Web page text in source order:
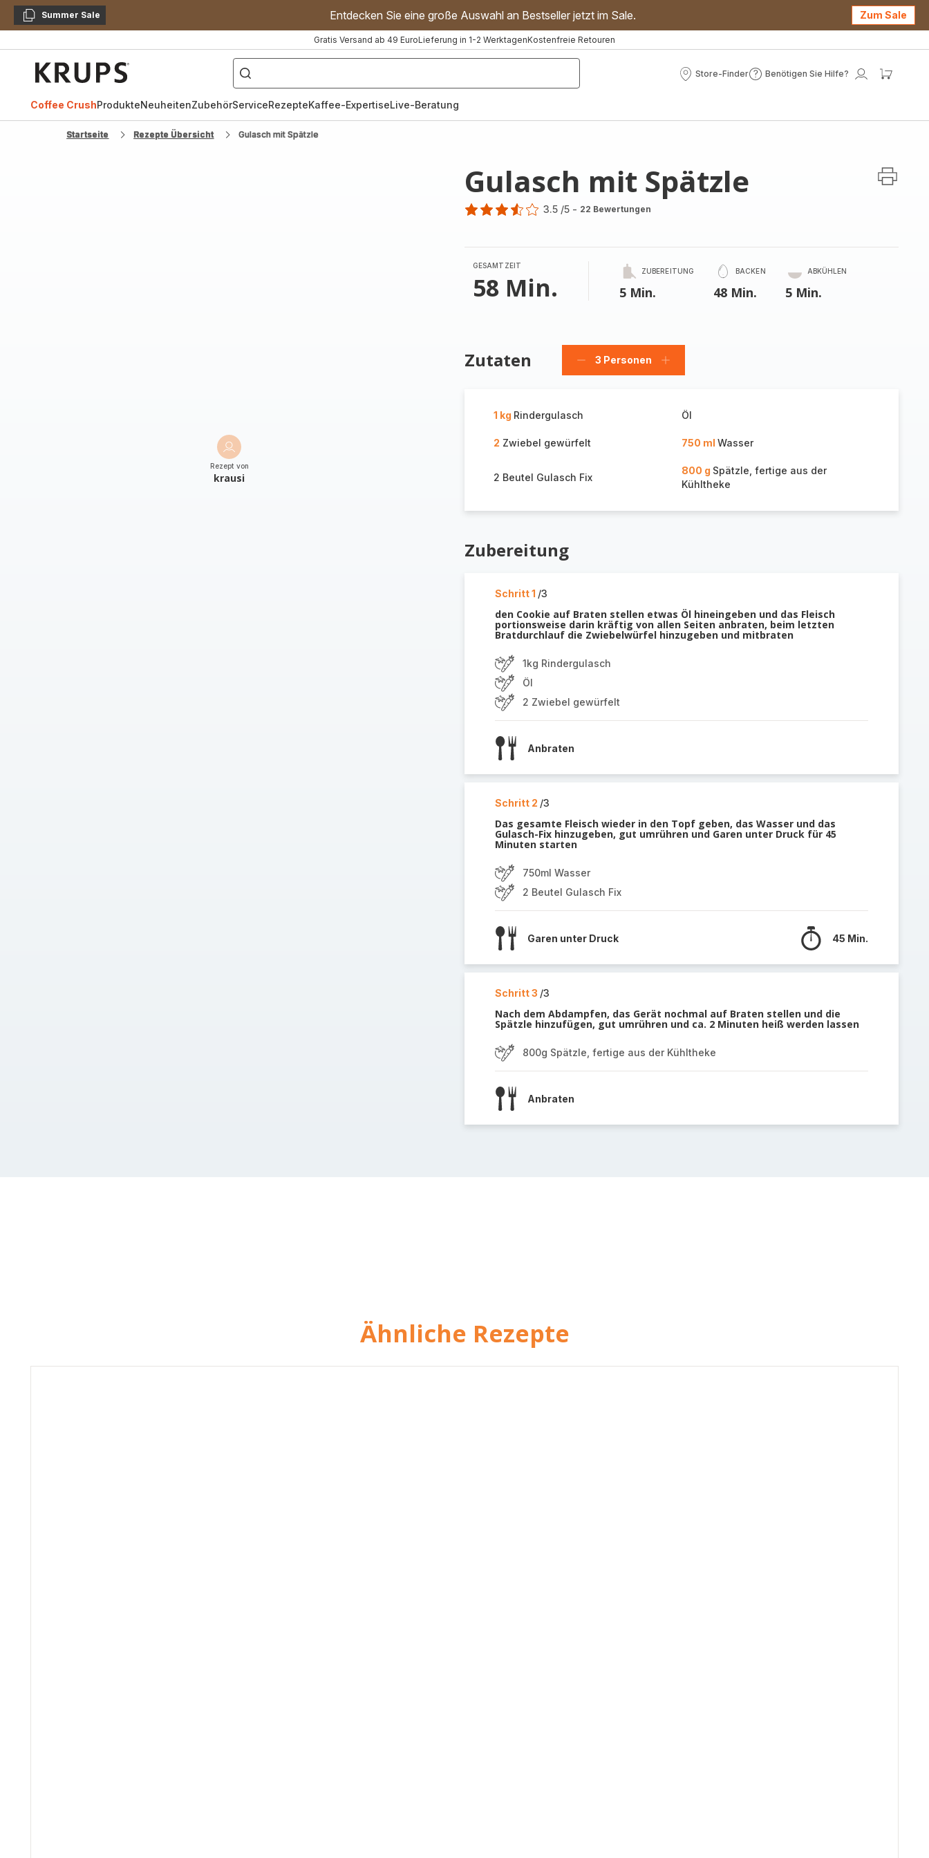
KopierenSummer Sale Entdecken Sie eine große Auswahl an Bestseller jetzt im Sale. Zum Sale
Gratis Versand ab 49 EuroLieferung in 1-2 WerktagenKostenfreie Retouren
["Kaffeevollautomat","Handmixer","Waffeleisen"]
Store-Finder
Store-
Benötigen Sie Hilfe?
Benötigen
Mein
Coffee CrushProdukteNeuheitenZubehörServiceRezepteKaffee-ExpertiseLive-Beratung
Startseite Rezepte Übersicht Gulasch mit Spätzle
Rezept von
krausi
Gulasch mit Spätzle
3.5 /5 - 22 Bewertungen
GESAMTZEIT
58 Min.
ZUBEREITUNG
5 Min.
BACKEN
48 Min.
ABKÜHLEN
5 Min.
Zutaten
Personen
3 Personen
Personen
1 kg Rindergulasch Öl
2 Zwiebel gewürfelt 750 ml Wasser
2 Beutel Gulasch Fix
800 g Spätzle, fertige aus der
Kühltheke
Zubereitung
Schritt 1 /3
den Cookie auf Braten stellen etwas Öl hineingeben und das Fleisch
portionsweise darin kräftig von allen Seiten anbraten, beim letzten
Bratdurchlauf die Zwiebelwürfel hinzugeben und mitbraten
1kg Rindergulasch
Öl
2 Zwiebel gewürfelt
Anbraten
Schritt 2 /3
Das gesamte Fleisch wieder in den Topf geben, das Wasser und das
Gulasch-Fix hinzugeben, gut umrühren und Garen unter Druck für 45
Minuten starten
750ml Wasser
2 Beutel Gulasch Fix
Garen unter Druck 45 Min.
Schritt 3 /3
Nach dem Abdampfen, das Gerät nochmal auf Braten stellen und die
Spätzle hinzufügen, gut umrühren und ca. 2 Minuten heiß werden lassen
800g Spätzle, fertige aus der Kühltheke
Anbraten
Ähnliche Rezepte